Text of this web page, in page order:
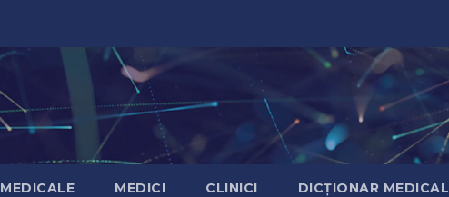
MEDICI CLINICI DICȚIONAR MEDICAL